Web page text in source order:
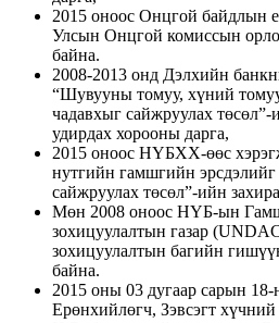
2015 оноос Онцгой байдлын
Улсын Онцгой комиссын
байна.
2008-2013 онд Дэлхийн
“Шувууны томуу, хүний
чадавхыг сайжруулах
удирдах хорооны дарга,
2015 оноос НҮБХХ-өөс
нутгийн гамшгийн эрсдэлийг
сайжруулах төсөл”-ийн
Мөн 2008 оноос НҮБ-ын
зохицуулалтын газар
зохицуулалтын багийн
байна.
2015 оны 03 дугаар сарын
Ерөнхийлөгч, Зэвсэгт